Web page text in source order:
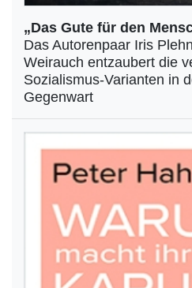
„Das Gute für den
Das Autorenpaar Iris
Weirauch entzaubert die
Sozialismus-Varianten in
Gegenwart